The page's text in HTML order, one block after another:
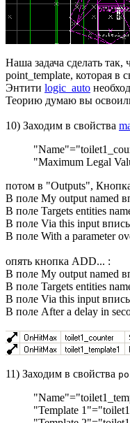
Наша задача cделать так,
point_template, которая в
Энтити logic_auto
Теорию думаю вы
10) Заходим в свойства
"Maximum Legal
потом в "Outputs",
В поле My output named
В поле Targets entities
В поле Via this input
В поле With a parameter
опять кнопка ADD... :
В поле My output named
В поле Targets entities
В поле Via this input
В поле After a delay in
11) Заходим в свойства
"Template